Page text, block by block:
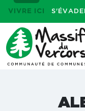
VIVRE ICI